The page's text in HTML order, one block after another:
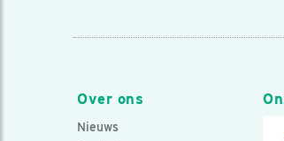
Over ons
Nieuws